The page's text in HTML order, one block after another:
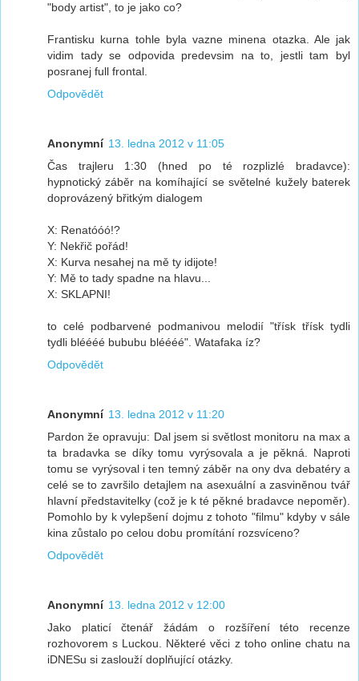
"body artist", to je jako co?
Frantisku kurna tohle byla vazne minena otazka. Ale jak
vidim tady se odpovida predevsim na to, jestli tam byl
posranej full frontal.
Odpovědět
Anonymní 13. ledna 2012 v 11:05
Čas trajleru 1:30 (hned po té rozplizlé bradavce):
hypnotický záběr na komíhající se světelné kužely baterek
doprovázený břitkým dialogem
X: Renatóóó!?
Y: Nekřič pořád!
X: Kurva nesahej na mě ty idijote!
Y: Mě to tady spadne na hlavu...
X: SKLAPNI!
to celé podbarvené podmanivou melodií "třísk třísk tydli
tydli bléééé bububu bléééé". Watafaka íz?
Odpovědět
Anonymní 13. ledna 2012 v 11:20
Pardon že opravuju: Dal jsem si světlost monitoru na max a
ta bradavka se díky tomu vyrýsovala a je pěkná. Naproti
tomu se vyrýsoval i ten temný záběr na ony dva debatéry a
celé se to završilo detajlem na asexuální a zasviněnou tvář
hlavní představitelky (což je k té pěkné bradavce nepoměr).
Pomohlo by k vylepšení dojmu z tohoto "filmu" kdyby v sále
kina zůstalo po celou dobu promítání rozsvíceno?
Odpovědět
Anonymní 13. ledna 2012 v 12:00
Jako platicí čtenář žádám o rozšíření této recenze
rozhovorem s Luckou. Některé věci z toho online chatu na
iDNESu si zaslouží doplňující otázky.